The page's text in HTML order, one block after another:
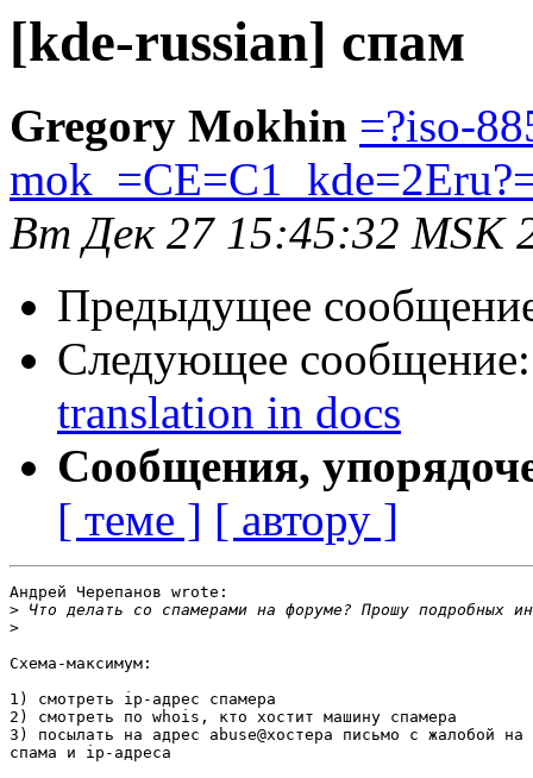
[kde-russian] спам
Gregory Mokhin =?iso-
Вт Дек 27 15:45:32 MSK
Предыдущее
Следующее
translation in docs
Сообщения,
[ теме ] [ автору ]
Андрей Черепанов wrote:
>
>
Схема-максимум:
1) смотреть ip-адрес спамера
2) смотреть по whois, кто хостит машину спамера
3) посылать на адрес abuse@хостера письмо с жалобой
спама и ip-адреса